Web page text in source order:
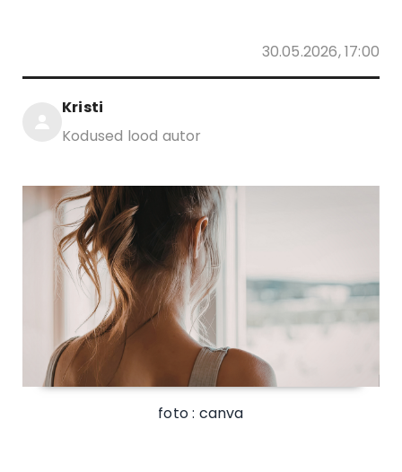
30.05.2026, 17:00
Kristi
Kodused lood autor
foto : canva